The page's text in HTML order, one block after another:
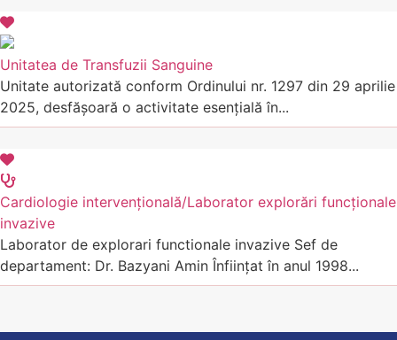
Unitatea de Transfuzii Sanguine
Unitate autorizată conform Ordinului nr. 1297 din 29 aprilie
2025, desfășoară o activitate esențială în...
Cardiologie intervențională/Laborator explorări funcționale
invazive
Laborator de explorari functionale invazive Sef de
departament: Dr. Bazyani Amin Înființat în anul 1998...